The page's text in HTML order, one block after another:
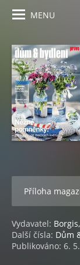
MENU
Příloha
Vydavatel:
Další čísla: Dům
Publikováno: 6.